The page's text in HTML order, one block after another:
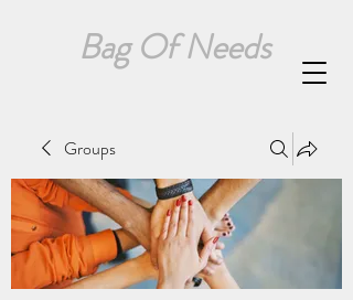
Bag Of Needs
Groups